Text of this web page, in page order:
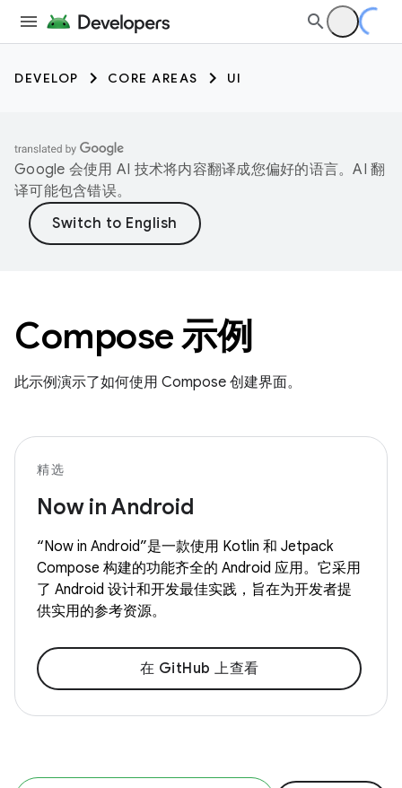
DEVELOP CORE AREAS UI
Google 会使用 AI 技术将内容翻译成您偏好的语言。AI 翻
译可能包含错误。
Compose 示例
此示例演示了如何使用 Compose 创建界面。
精选
Now in Android
“Now in Android”是一款使用 Kotlin 和 Jetpack
Compose 构建的功能齐全的 Android 应用。它采用
了 Android 设计和开发最佳实践，旨在为开发者提
供实用的参考资源。
在 GitHub 上查看